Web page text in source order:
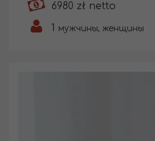
6980 zł netto
1 мужчины, женщины